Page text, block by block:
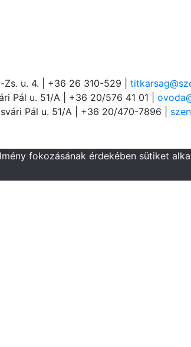
Zs. u. 4. | +36 26 310-529 |
Pál u. 51/A | +36 20/576 41 01 |
Pál u. 51/A | +36 20/470-7896 |
fokozásának érdekében sütiket